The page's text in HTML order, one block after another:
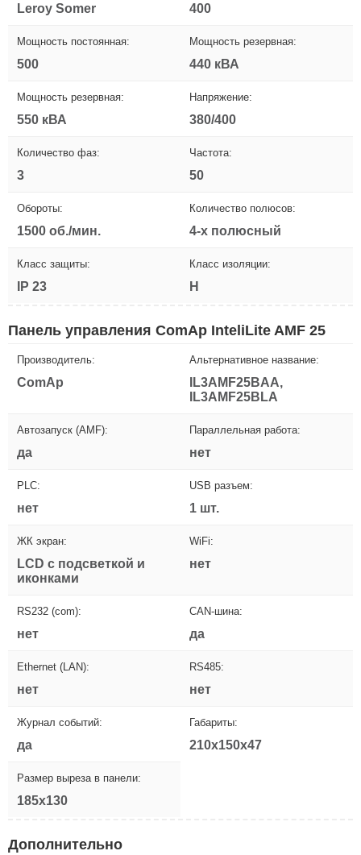
Leroy Somer 400
Мощность постоянная:
500
Мощность резервная:
440 кВА
Мощность резервная:
550 кВА
Напряжение:
380/400
Количество фаз:
3
Частота:
50
Обороты:
1500 об./мин.
Количество полюсов:
4-х полюсный
Класс защиты:
IP 23
Класс изоляции:
H
Панель управления ComAp InteliLite AMF 25
Производитель:
ComAp
Альтернативное название:
IL3AMF25BAA,
IL3AMF25BLA
Автозапуск (AMF):
да
Параллельная работа:
нет
PLC:
нет
USB разъем:
1 шт.
ЖК экран:
LCD с подсветкой и
иконками
WiFi:
нет
RS232 (com):
нет
CAN-шина:
да
Ethernet (LAN):
нет
RS485:
нет
Журнал событий:
да
Габариты:
210x150x47
Размер выреза в панели:
185x130
Дополнительно